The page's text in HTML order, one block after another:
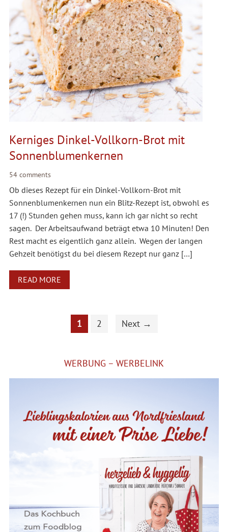
Kerniges Dinkel-Vollkorn-Brot mit
Sonnenblumenkernen
54 comments
Ob dieses Rezept für ein Dinkel-Vollkorn-Brot mit
Sonnenblumenkernen nun ein Blitz-Rezept ist, obwohl es
17 (!) Stunden gehen muss, kann ich gar nicht so recht
sagen. Der Arbeitsaufwand beträgt etwa 10 Minuten! Den
Rest macht es eigentlich ganz allein. Wegen der langen
Gehzeit benötigst du bei diesem Rezept nur ganz […]
READ MORE
1 2 Next →
WERBUNG – WERBELINK